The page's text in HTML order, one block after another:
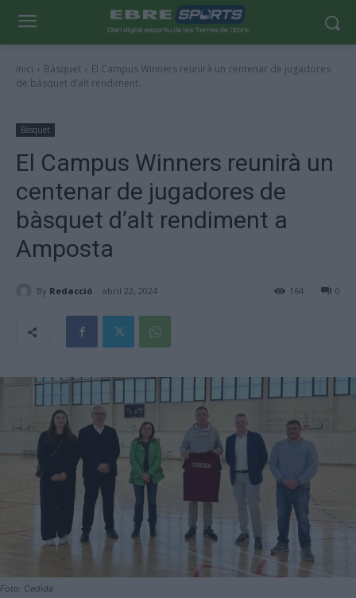
Inici Bàsquet
El Campus Winners reunirà un centenar de jugadores
de bàsquet d’alt rendiment...
Bàsquet
El Campus Winners reunirà un
centenar de jugadores de
bàsquet d’alt rendiment a
Amposta
By Redacció abril 22, 2024 0
164
Foto: Cedida